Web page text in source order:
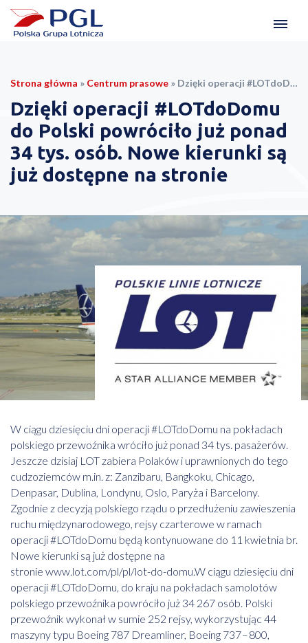
Strona główna » Centrum prasowe » Dzięki operacji #LOTdoDomu do Polski powróciło już ponad 34 tys. osób. Nowe kierunki są już dostępne na stronie
Dzięki operacji #LOTdoDomu
do Polski powróciło już ponad
34 tys. osób. Nowe kierunki są
już dostępne na stronie
W ciągu dziesięciu dni operacji #LOTdoDomu na pokładach
polskiego przewoźnika wróciło już ponad 34 tys. pasażerów.
Jeszcze dzisiaj LOT zabiera Polaków i uprawnionych do tego
cudzoziemców m.in. z: Zanzibaru, Bangkoku, Chicago,
Denpasar, Dublina, Londynu, Oslo, Paryża i Barcelony.
Zgodnie z decyzją polskiego rządu o przedłużeniu zawieszenia
ruchu międzynarodowego, rejsy czarterowe w ramach
operacji #LOTdoDomu będą kontynuowane do 11 kwietnia br.
Nowe kierunki są już dostępne na
stronie www.lot.com/pl/pl/lot-do-domu.W ciągu dziesięciu dni
operacji #LOTdoDomu, do kraju na pokładach samolotów
polskiego przewoźnika powróciło już 34 267 osób. Polski
przewoźnik wykonał w sumie 252 rejsy, wykorzystując 44
maszyny typu Boeing 787 Dreamliner, Boeing 737 – 800,